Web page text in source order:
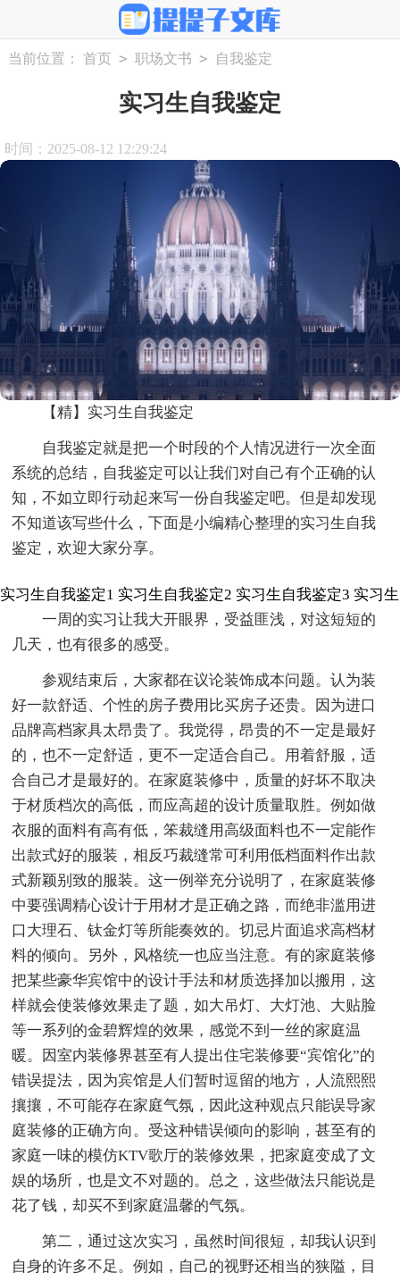
当前位置： 首页 > 职场文书 > 自我鉴定
实习生自我鉴定
时间：2025-08-12 12:29:24
【精】实习生自我鉴定
自我鉴定就是把一个时段的个人情况进行一次全面
系统的总结，自我鉴定可以让我们对自己有个正确的认
知，不如立即行动起来写一份自我鉴定吧。但是却发现
不知道该写些什么，下面是小编精心整理的实习生自我
鉴定，欢迎大家分享。
实习生自我鉴定1
一周的实习让我大开眼界，受益匪浅，对这短短的
几天，也有很多的感受。
参观结束后，大家都在议论装饰成本问题。认为装
好一款舒适、个性的房子费用比买房子还贵。因为进口
品牌高档家具太昂贵了。我觉得，昂贵的不一定是最好
的，也不一定舒适，更不一定适合自己。用着舒服，适
合自己才是最好的。在家庭装修中，质量的好坏不取决
于材质档次的高低，而应高超的设计质量取胜。例如做
衣服的面料有高有低，笨裁缝用高级面料也不一定能作
出款式好的服装，相反巧裁缝常可利用低档面料作出款
式新颖别致的服装。这一例举充分说明了，在家庭装修
中要强调精心设计于用材才是正确之路，而绝非滥用进
口大理石、钛金灯等所能奏效的。切忌片面追求高档材
料的倾向。另外，风格统一也应当注意。有的家庭装修
把某些豪华宾馆中的设计手法和材质选择加以搬用，这
样就会使装修效果走了题，如大吊灯、大灯池、大贴脸
等一系列的金碧辉煌的效果，感觉不到一丝的家庭温
暖。因室内装修界甚至有人提出住宅装修要“宾馆化”的
错误提法，因为宾馆是人们暂时逗留的地方，人流熙熙
攘攘，不可能存在家庭气氛，因此这种观点只能误导家
庭装修的正确方向。受这种错误倾向的影响，甚至有的
家庭一味的模仿KTV歌厅的装修效果，把家庭变成了文
娱的场所，也是文不对题的。总之，这些做法只能说是
花了钱，却买不到家庭温馨的气氛。
第二，通过这次实习，虽然时间很短，却我认识到
自身的许多不足。例如，自己的视野还相当的狭隘，目
实习生自我鉴定2 实习生自我鉴定3 实习生